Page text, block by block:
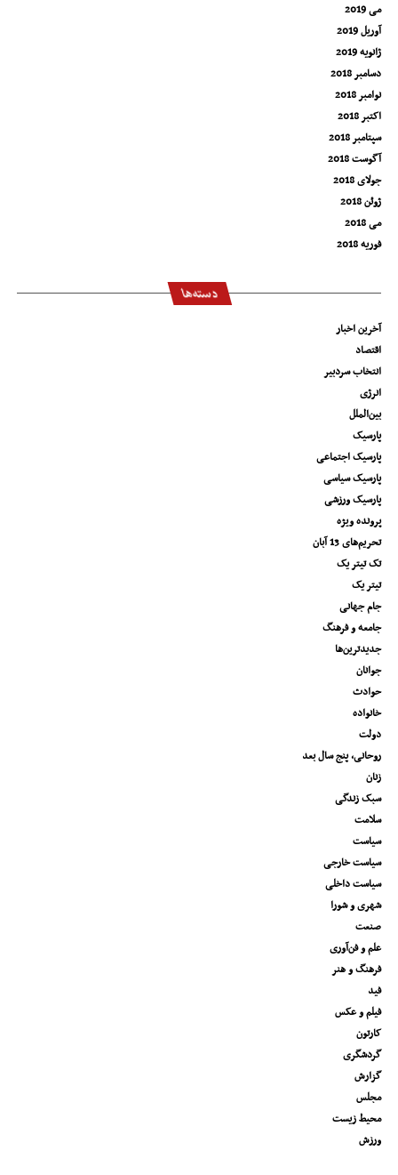
می 2019
آوریل 2019
ژانویه 2019
دسامبر 2018
نوامبر 2018
اکتبر 2018
سپتامبر 2018
آگوست 2018
جولای 2018
ژوئن 2018
می 2018
فوریه 2018
دسته‌ها
آخرین اخبار
اقتصاد
انتخاب سردبیر
انرژی
بین‌الملل
پارسیک
پارسیک اجتماعی
پارسیک سیاسی
پارسیک ورزشی
پرونده ویژه
تحریم‌های 13 آبان
تک تیتر یک
تیتر یک
جام جهانی
جامعه و فرهنگ
جدیدترین‌ها
جوانان
حوادث
خانواده
دولت
روحانی، پنج سال بعد
زنان
سبک زندگی
سلامت
سیاست
سیاست خارجی
سیاست داخلی
شهری و شورا
صنعت
علم و فن‌آوری
فرهنگ و هنر
فید
فیلم و عکس
کارتون
گردشگری
گزارش
مجلس
محیط زیست
ورزش